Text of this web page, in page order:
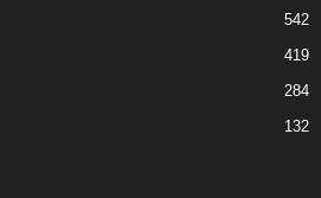
542
419
284
132